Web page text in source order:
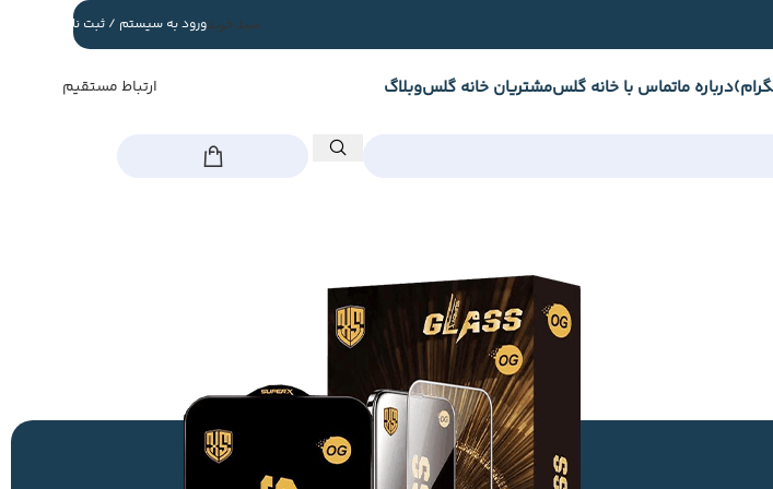
سبد خریدورود به سیستم / ثبت نام
درباره ماتماس با خانه گلسمشتریان خانه گلسوبلاگ ارتباط مستقیم